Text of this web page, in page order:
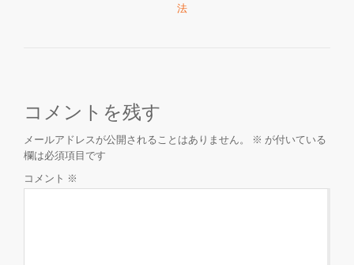
法
コメントを残す
メールアドレスが公開されることはありません。 ※ が付いている
欄は必須項目です
コメント ※